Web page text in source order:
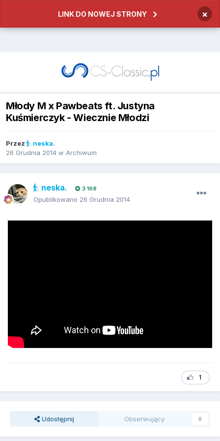
LINK DO NOWEJ STRONY ×
Młody M x Pawbeats ft. Justyna
Kuśmierczyk - Wiecznie Młodzi
Przez
neska.
26 Grudnia 2014 w Archiwum
neska. 3 198
Opublikowano 26 Grudnia 2014
1
Udostępnij Obserwujący 0